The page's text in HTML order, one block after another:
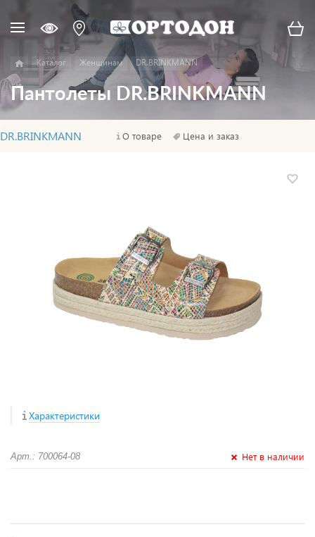
Каталог Женщинам DR.BRINKMANN
Пантолеты DR.BRINKMANN
DR.BRINKMANN О товаре Цена и заказ
Характеристики
Арт.: 700064-08 Нет в наличии